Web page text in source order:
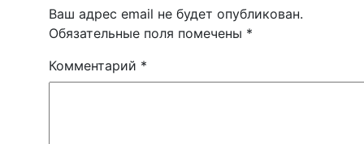
Ваш адрес email не будет опубликован.
Обязательные поля помечены *
Комментарий *